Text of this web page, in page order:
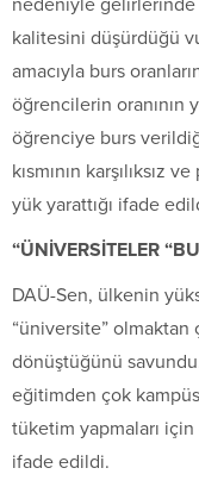
kalitesini düşürdüğü
amacıyla burs
öğrencilerin oranının
öğrenciye burs
kısmının karşılıksız
yük yarattığı ifade
“ÜNİVERSİTELER
DAÜ-Sen, ülkenin
“üniversite” olmaktan
dönüştüğünü
eğitimden çok
tüketim yapmaları
ifade edildi.